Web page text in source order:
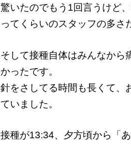
驚いたのでもう1回言うけど
ってくらいのスタッフの多さ
そして接種自体はみんなから
かったです。
針をさしてる時間も長くて
ていました。
接種が13:34、夕方頃から「